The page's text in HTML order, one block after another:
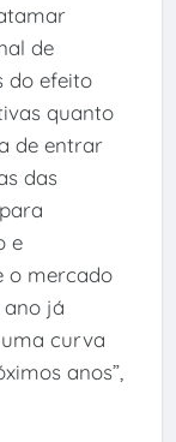
de
do efeito
quanto
de entrar
das
e
o mercado
ano já
curva
anos”,